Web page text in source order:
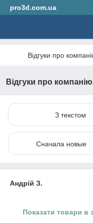
pro3d.com.ua
Відгуки про
Відгуки про
З текстом
Сначала новые
Андрій З.
Пластик в котушці для
Показати товари в